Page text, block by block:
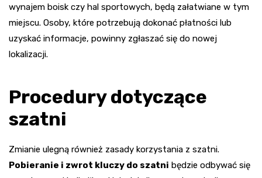
wynajem boisk czy hal sportowych, będą załatwiane w tym
miejscu. Osoby, które potrzebują dokonać płatności lub
uzyskać informacje, powinny zgłaszać się do nowej
lokalizacji.
Procedury dotyczące
szatni
Zmianie ulegną również zasady korzystania z szatni.
Pobieranie i zwrot kluczy do szatni będzie odbywać się